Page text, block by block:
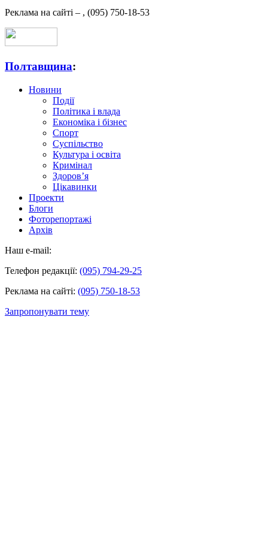
Реклама на сайті – , (095) 750-18-53
Полтавщина:
Новини
Події
Політика і влада
Економіка і бізнес
Спорт
Суспільство
Культура і освіта
Кримінал
Здоров’я
Цікавинки
Проекти
Блоги
Фоторепортажі
Архів
Наш e-mail:
Телефон редакції: (095) 794-29-25
Реклама на сайті: (095) 750-18-53
Запропонувати тему